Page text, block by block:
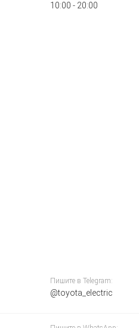
10:00 - 20:00
Пишите в Telegram:
@toyota_electric